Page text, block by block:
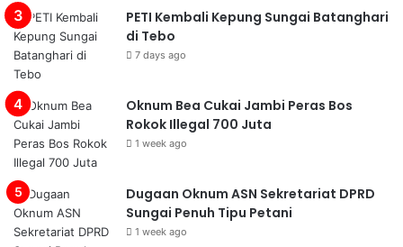
PETI Kembali Kepung Sungai Batanghari
di Tebo
7 days ago
Oknum Bea Cukai Jambi Peras Bos
Rokok Illegal 700 Juta
1 week ago
Dugaan Oknum ASN Sekretariat DPRD
Sungai Penuh Tipu Petani
1 week ago